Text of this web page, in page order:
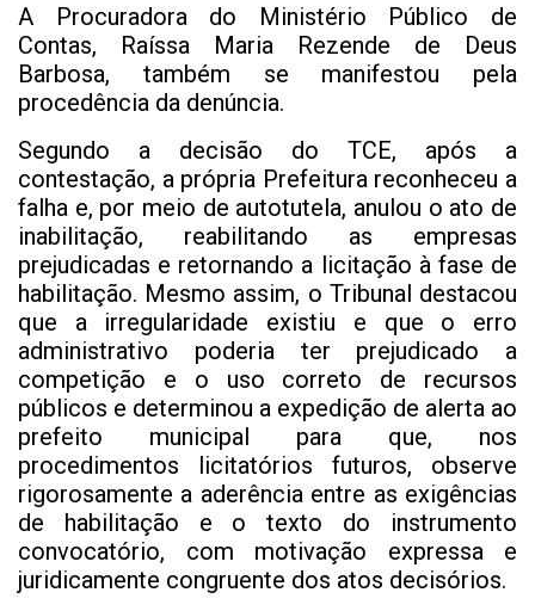
A Procuradora do Ministério Público de
Contas, Raíssa Maria Rezende de Deus
Barbosa, também se manifestou pela
procedência da denúncia.
Segundo a decisão do TCE, após a
contestação, a própria Prefeitura reconheceu a
falha e, por meio de autotutela, anulou o ato de
inabilitação, reabilitando as empresas
prejudicadas e retornando a licitação à fase de
habilitação. Mesmo assim, o Tribunal destacou
que a irregularidade existiu e que o erro
administrativo poderia ter prejudicado a
competição e o uso correto de recursos
públicos e determinou a expedição de alerta ao
prefeito municipal para que, nos
procedimentos licitatórios futuros, observe
rigorosamente a aderência entre as exigências
de habilitação e o texto do instrumento
convocatório, com motivação expressa e
juridicamente congruente dos atos decisórios.